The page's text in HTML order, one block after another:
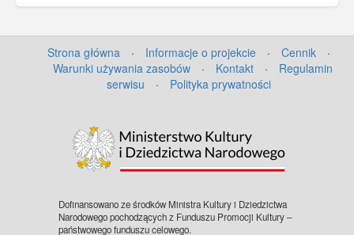
Strona główna · Informacje o projekcie · Cennik
·
Warunki używania zasobów
· Kontakt ·
Regulamin
serwisu
· Polityka prywatności
Dofinansowano ze środków Ministra Kultury i Dziedzictwa
Narodowego pochodzących z Funduszu Promocji Kultury –
państwowego funduszu celowego.